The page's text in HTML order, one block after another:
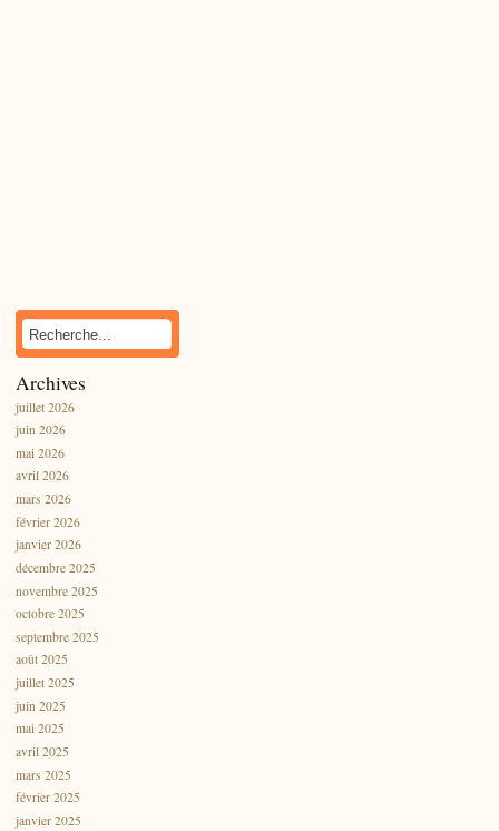
Archives
juillet 2026
juin 2026
mai 2026
avril 2026
mars 2026
février 2026
janvier 2026
décembre 2025
novembre 2025
octobre 2025
septembre 2025
août 2025
juillet 2025
juin 2025
mai 2025
avril 2025
mars 2025
février 2025
janvier 2025